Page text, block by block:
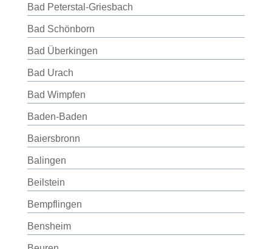
Bad Peterstal-Griesbach
Bad Schönborn
Bad Überkingen
Bad Urach
Bad Wimpfen
Baden-Baden
Baiersbronn
Balingen
Beilstein
Bempflingen
Bensheim